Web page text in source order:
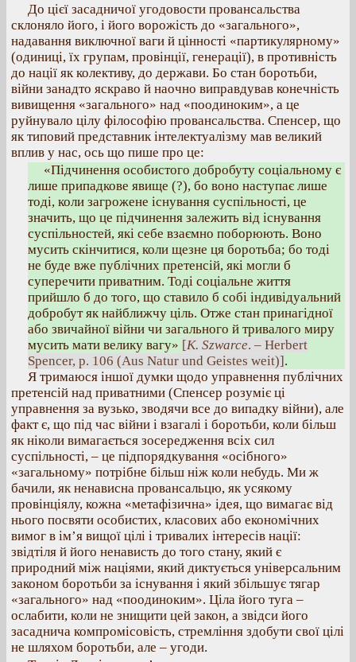
До цієї засадничої угодовости провансальства
склоняло його, і його ворожість до «загального»,
надавання виключної ваги й цінності «партикулярному»
(одиниці, їх групам, провінції, генерації), в противність
до нації як колективу, до держави. Бо стан боротьби,
війни занадто яскраво й наочно виправдував конечність
вивищення «загального» над «поодиноким», а це
руйнувало цілу філософію провансальства. Спенсер, що
як типовий представник інтелектуалізму мав великий
вплив у нас, ось що пише про це:
«Підчинення особистого добробуту соціальному є
лише припадкове явище (?), бо воно наступає лише
тоді, коли загрожене існування суспільності, це
значить, що це підчинення залежить від існування
суспільностей, які себе взаємно поборюють. Воно
мусить скінчитися, коли щезне ця боротьба; бо тоді
не буде вже публічних претенсій, які могли б
суперечити приватним. Тоді соціальне життя
прийшло б до того, що ставило б собі індивідуальний
добробут як найближчу ціль. Отже стан принагідної
або звичайної війни чи загального й тривалого миру
мусить мати велику вагу» [К. Szwarce. – Herbert
Spencer, p. 106 (Aus Natur und Geistes weit)].
Я тримаюся іншої думки щодо управнення публічних
претенсій над приватними (Спенсер розуміє ці
управнення за вузько, зводячи все до випадку війни), але
факт є, що під час війни і взагалі і боротьби, коли більш
як ніколи вимагається зосередження всіх сил
суспільності, – це підпорядкування «осібного»
«загальному» потрібне більш ніж коли небудь. Ми ж
бачили, як ненависна провансальцю, як усякому
провінціялу, кожна «метафізична» ідея, що вимагає від
нього посвяти особистих, класових або економічних
вимог в ім’я вищої цілі і тривалих інтересів нації:
звідтіля й його ненависть до того стану, який є
природний між націями, який диктується універсальним
законом боротьби за існування і який збільшує тягар
«загального» над «поодиноким». Ціла його туга –
ослабити, коли не знищити цей закон, а звідси його
засаднича компромісовість, стремління здобути свої цілі
не шляхом боротьби, але – угоди.